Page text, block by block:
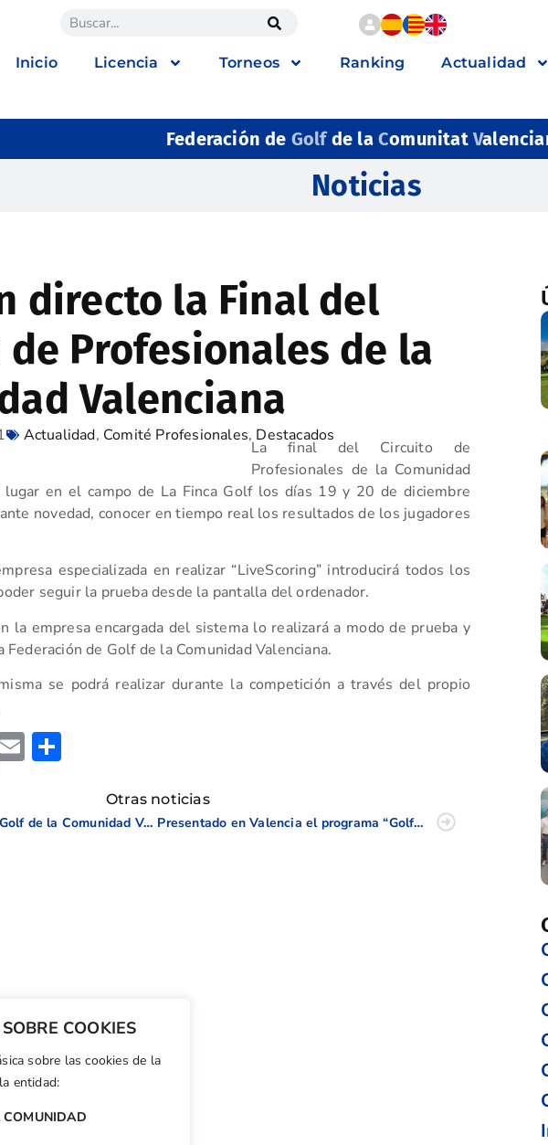
COOKIES
sobre las cookies de la
entidad:
COMUNIDAD
Inicio Licencia Torneos Ranking Actualidad
Federación de Golfde la ComunitatV
Noticias
directo la Final del
Profesionales de la
Valenciana
Actualidad, Comité Profesionales, Destacados
La final del Circuito de
Profesionales de la Comunidad
lugar en el campo de La Finca Golf los días 19 y 20 de diciembre
novedad, conocer en tiempo real los resultados de los jugadores
especializada en realizar “LiveScoring” introducirá todos los
seguir la prueba desde la pantalla del ordenador.
la empresa encargada del sistema lo realizará a modo de prueba y
de Golf de la Comunidad Valenciana.
se podrá realizar durante la competición a través del propio
Email
Otras noticias
La Federación de Golf de la Comunidad Valenciana en InformaciónTV
Presentado en Valencia el programa “Golf en los Colegios”